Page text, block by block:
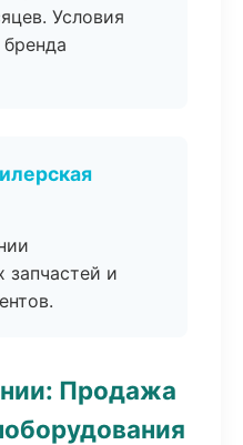
Условия
бренда
запчастей и
Продажа